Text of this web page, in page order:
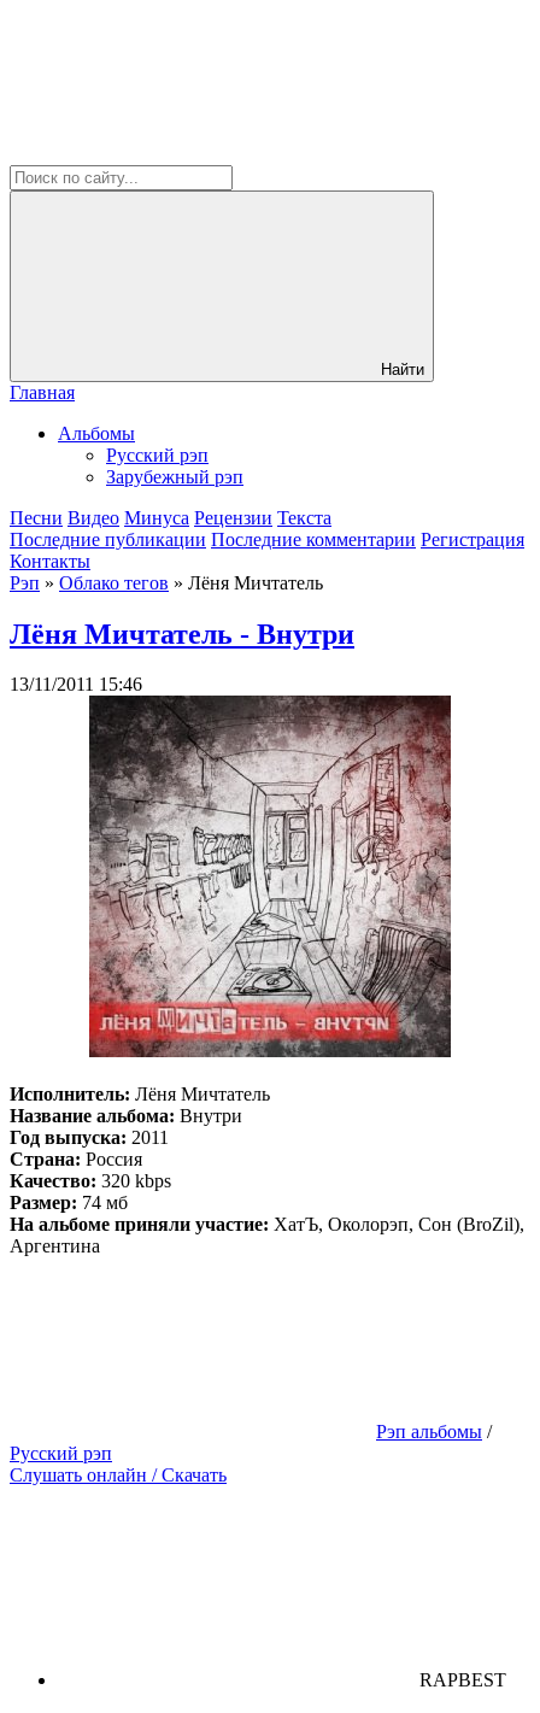
Найти
Главная
Альбомы
Русский рэп
Зарубежный рэп
Песни Видео Минуса Рецензии Текста
Последние публикации Последние комментарии Регистрация
Контакты
Рэп » Облако тегов » Лёня Мичтатель
Лёня Мичтатель - Внутри
13/11/2011 15:46
Исполнитель: Лёня Мичтатель
Название альбома: Внутри
Год выпуска: 2011
Страна: Россия
Качество: 320 kbps
Размер: 74 мб
На альбоме приняли участие: ХатЪ, Околорэп, Сон (BroZil),
Аргентина
Рэп альбомы /
Русский рэп
Слушать онлайн / Скачать
RAPBEST